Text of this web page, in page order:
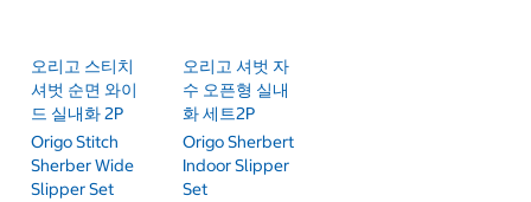
오리고 스티치
셔벗 순면 와이
드 실내화 2P
Origo Stitch
Sherber Wide
Slipper Set
오리고 셔벗 자
수 오픈형 실내
화 세트2P
Origo Sherbert
Indoor Slipper
Set